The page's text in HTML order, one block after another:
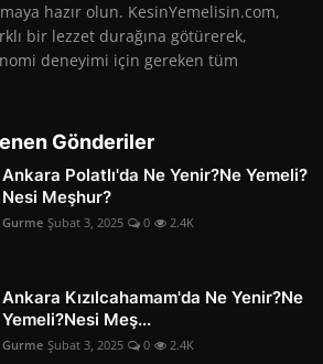
hazır olun. KesinYemelisin.com,
bir lezzet durağına götürerek,
deneyimi için gereken tüm
Gönderiler
Ankara Polatlı'da Ne Yenir?Ne Yemeli?
Nesi Meşhur?
Gurme Şubat 3, 2025 0 2.4K
Ankara Kızılcahamam'da Ne Yenir?Ne
Yemeli?Nesi Meş...
Gurme Şubat 3, 2025 0 2.4K